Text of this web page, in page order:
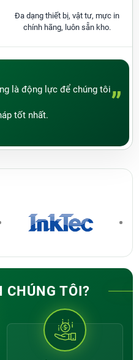
Đa dạng thiết bị, vật tư, mực in
chính hãng, luôn sẵn kho.
là động lực để chúng tôi
tốt nhất.
”
CHÚNG TÔI?